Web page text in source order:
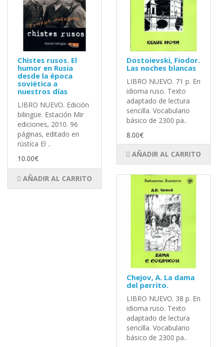
Chistes rusos. El
humor en Rusia
desde la época
soviética a
nuestros días
LIBRO NUEVO. Edición
bilingüe. Estación Mir
ediciones, 2010. 96
páginas, editado en
rústica El ..
10.00€
AÑADIR AL CARRITO
Dostoievski, Fiodor.
Las noches blancas
LIBRO NUEVO. 71 p. En
idioma ruso. Texto
adaptado de lectura
sencilla. Vocabulario
básico de 2300 pa..
8.00€
AÑADIR AL CARRITO
Chejov, A. La dama
del perrito.
LIBRO NUEVO. 38 p. En
idioma ruso. Texto
adaptado de lectura
sencilla. Vocabulario
básico de 2300 pa..